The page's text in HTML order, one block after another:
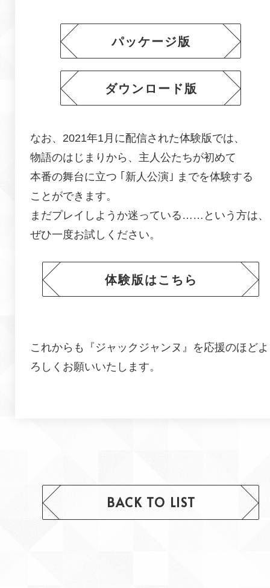
パッケージ版
ダウンロード版
なお、2021年1月に配信された体験版では、
物語のはじまりから、主人公たちが初めて
本番の舞台に立つ ｢新人公演｣ までを体験する
ことができます。
まだプレイしようか迷っている……という方は、
ぜひ一度お試しください。
体験版はこちら
これからも『 ジャックジャンヌ 』を応援のほどよ
ろしくお願いいたします。
BACK TO LIST